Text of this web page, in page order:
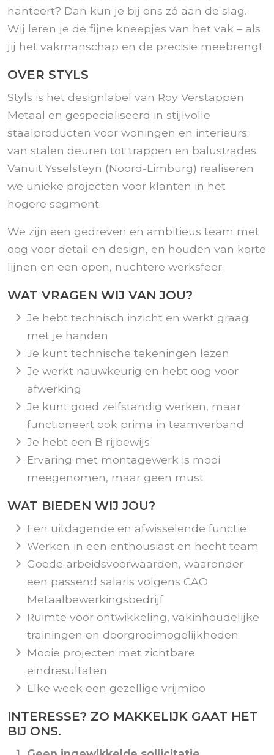
hanteert? Dan kun je bij ons zó aan de slag.
Wij leren je de fijne kneepjes van het vak – als
jij het vakmanschap en de precisie meebrengt.
OVER STYLS
Styls is het designlabel van Roy Verstappen
Metaal en gespecialiseerd in stijlvolle
staalproducten voor woningen en interieurs:
van stalen deuren tot trappen en balustrades.
Vanuit Ysselsteyn (Noord-Limburg) realiseren
we unieke projecten voor klanten in het
hogere segment.
We zijn een gedreven en ambitieus team met
oog voor detail en design, en houden van korte
lijnen en een open, nuchtere werksfeer.
WAT VRAGEN WIJ VAN JOU?
Je hebt technisch inzicht en werkt graag
met je handen
Je kunt technische tekeningen lezen
Je werkt nauwkeurig en hebt oog voor
afwerking
Je kunt goed zelfstandig werken, maar
functioneert ook prima in teamverband
Je hebt een B rijbewijs
Ervaring met montagewerk is mooi
meegenomen, maar geen must
WAT BIEDEN WIJ JOU?
Een uitdagende en afwisselende functie
Werken in een enthousiast en hecht team
Goede arbeidsvoorwaarden, waaronder
een passend salaris volgens CAO
Metaalbewerkingsbedrijf
Ruimte voor ontwikkeling, vakinhoudelijke
trainingen en doorgroeimogelijkheden
Mooie projecten met zichtbare
eindresultaten
Elke week een gezellige vrijmibo
INTERESSE? ZO MAKKELIJK GAAT HET
BIJ ONS.